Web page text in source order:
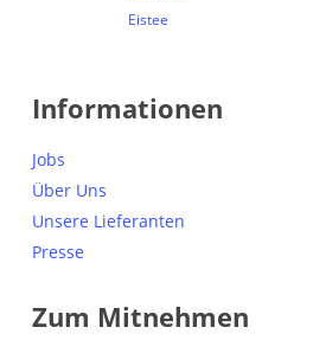
Eistee
Informationen
Jobs
Über Uns
Unsere Lieferanten
Presse
Zum Mitnehmen